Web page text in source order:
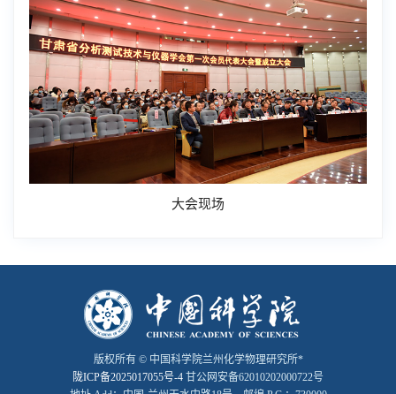
大会现场
版权所有 © 中国科学院兰州化学物理研究所*
陇ICP备2025017055号-4 甘公网安备62010202000722号